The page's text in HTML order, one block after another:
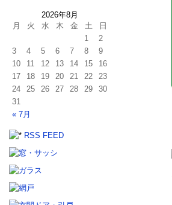
2026年8月
月
火 水 木 金 土 日
« 7月
1
2
3
4 5 6 7 8
9
10
11 12 13 14 15
16
17
18 19 20 21 22
23
24
25 26 27 28 29
30
31
RSS FEED